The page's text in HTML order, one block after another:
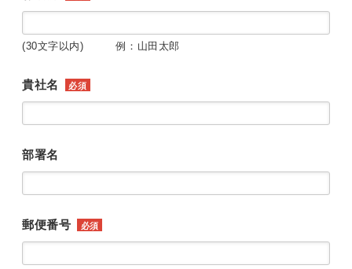
(30文字以内) 例：山田太郎
貴社名 必須
部署名
郵便番号 必須